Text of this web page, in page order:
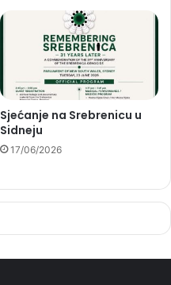
Sjećanje na Srebrenicu u
Sidneju
17/06/2026